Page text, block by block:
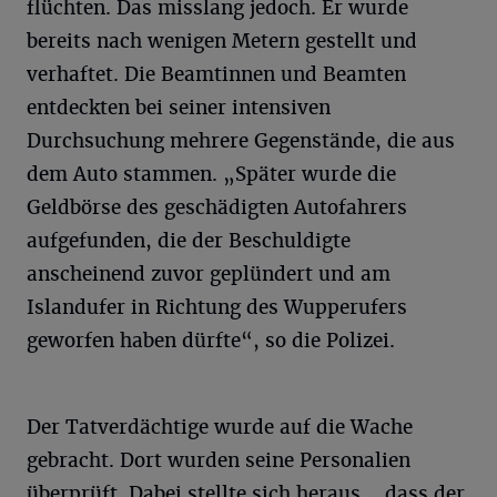
flüchten. Das misslang jedoch. Er wurde
bereits nach wenigen Metern gestellt und
verhaftet. Die Beamtinnen und Beamten
entdeckten bei seiner intensiven
Durchsuchung mehrere Gegenstände, die aus
dem Auto stammen. „Später wurde die
Geldbörse des geschädigten Autofahrers
aufgefunden, die der Beschuldigte
anscheinend zuvor geplündert und am
Islandufer in Richtung des Wupperufers
geworfen haben dürfte“, so die Polizei.
Der Tatverdächtige wurde auf die Wache
gebracht. Dort wurden seine Personalien